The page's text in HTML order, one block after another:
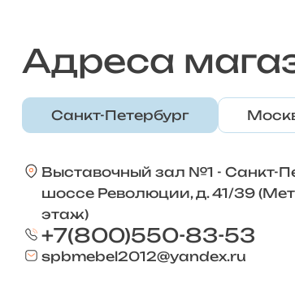
Адреса
Санкт-Петербург
Выставочный зал №1 - Санкт-
шоссе Революции, д. 41/39
этаж)
+7(800)550-83-53
spbmebel2012@yandex.ru